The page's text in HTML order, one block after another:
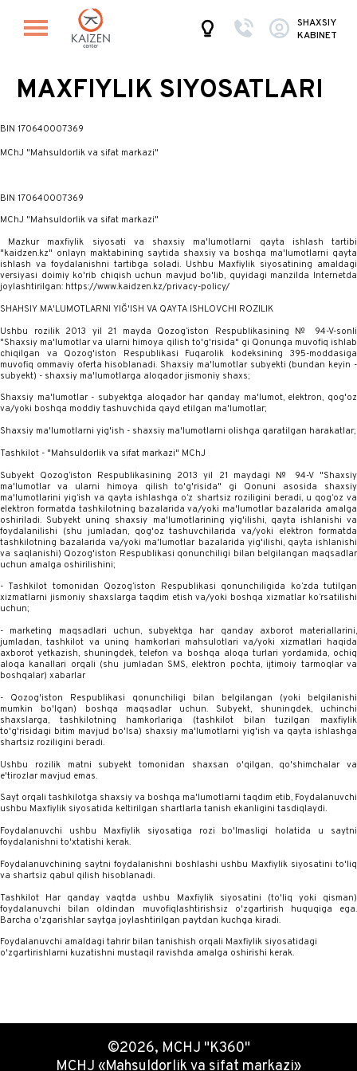
SHAXSIY
KABINET
MAXFIYLIK SIYOSATLARI
BIN 170640007369
MChJ "Mahsuldorlik va sifat markazi"
BIN 170640007369
MChJ "Mahsuldorlik va sifat markazi"
Mazkur maxfiylik siyosati va shaxsiy ma'lumotlarni qayta ishlash tartibi
"kaidzen.kz" onlayn maktabining saytida shaxsiy va boshqa ma'lumotlarni qayta
ishlash va foydalanishni tartibga soladi. Ushbu Maxfiylik siyosatining amaldagi
versiyasi doimiy ko'rib chiqish uchun mavjud bo'lib, quyidagi manzilda Internetda
joylashtirilgan: https://www.kaidzen.kz/privacy-policy/
SHAHSIY MA'LUMOTLARNI YIĞ'ISH VA QAYTA ISHLOVCHI ROZILIK
Ushbu rozilik 2013 yil 21 mayda Qozog‘iston Respublikasining № 94-V-sonli
"Shaxsiy ma'lumotlar va ularni himoya qilish to'g'risida" gi Qonunga muvofiq ishlab
chiqilgan va Qozog'iston Respublikasi Fuqarolik kodeksining 395-moddasiga
muvofiq ommaviy oferta hisoblanadi. Shaxsiy ma'lumotlar subyekti (bundan keyin -
subyekt) - shaxsiy ma'lumotlarga aloqador jismoniy shaxs;
Shaxsiy ma'lumotlar - subyektga aloqador har qanday ma'lumot, elektron, qog'oz
va/yoki boshqa moddiy tashuvchida qayd etilgan ma'lumotlar;
Shaxsiy ma'lumotlarni yig'ish - shaxsiy ma'lumotlarni olishga qaratilgan harakatlar;
Tashkilot - "Mahsuldorlik va sifat markazi" MChJ
Subyekt Qozog‘iston Respublikasining 2013 yil 21 maydagi № 94-V "Shaxsiy
ma'lumotlar va ularni himoya qilish to'g'risida" gi Qonuni asosida shaxsiy
ma'lumotlarini yig‘ish va qayta ishlashga o‘z shartsiz roziligini beradi, u qog‘oz va
elektron formatda tashkilotning bazalarida va/yoki ma'lumotlar bazalarida amalga
oshiriladi. Subyekt uning shaxsiy ma'lumotlarining yig'ilishi, qayta ishlanishi va
foydalanilishi (shu jumladan, qog'oz tashuvchilarida va/yoki elektron formatda
tashkilotning bazalarida va/yoki ma'lumotlar bazalarida yig'ilishi, qayta ishlanishi
va saqlanishi) Qozog'iston Respublikasi qonunchiligi bilan belgilangan maqsadlar
uchun amalga oshirilishini;
- Tashkilot tomonidan Qozog‘iston Respublikasi qonunchiligida ko‘zda tutilgan
xizmatlarni jismoniy shaxslarga taqdim etish va/yoki boshqa xizmatlar ko‘rsatilishi
uchun;
- marketing maqsadlari uchun, subyektga har qanday axborot materiallarini,
jumladan, tashkilot va uning hamkorlari mahsulotlari va/yoki xizmatlari haqida
axborot yetkazish, shuningdek, telefon va boshqa aloqa turlari yordamida, ochiq
aloqa kanallari orqali (shu jumladan SMS, elektron pochta, ijtimoiy tarmoqlar va
boshqalar) xabarlar
- Qozog'iston Respublikasi qonunchiligi bilan belgilangan (yoki belgilanishi
mumkin bo'lgan) boshqa maqsadlar uchun. Subyekt, shuningdek, uchinchi
shaxslarga, tashkilotning hamkorlariga (tashkilot bilan tuzilgan maxfiylik
to'g'risidagi bitim mavjud bo'lsa) shaxsiy ma'lumotlarni yig'ish va qayta ishlashga
shartsiz roziligini beradi.
Ushbu rozilik matni subyekt tomonidan shaxsan o'qilgan, qo'shimchalar va
e'tirozlar mavjud emas.
Sayt orqali tashkilotga shaxsiy va boshqa ma'lumotlarni taqdim etib, Foydalanuvchi
ushbu Maxfiylik siyosatida keltirilgan shartlarla tanish ekanligini tasdiqlaydi.
Foydalanuvchi ushbu Maxfiylik siyosatiga rozi bo'lmasligi holatida u saytni
foydalanishni to'xtatishi kerak.
Foydalanuvchining saytni foydalanishni boshlashi ushbu Maxfiylik siyosatini to'liq
va shartsiz qabul qilish hisoblanadi.
Tashkilot Har qanday vaqtda ushbu Maxfiylik siyosatini (to'liq yoki qisman)
foydalanuvchi bilan oldindan muvofiqlashtirishsiz o'zgartirish huquqiga ega.
Barcha o'zgarishlar saytga joylashtirilgan paytdan kuchga kiradi.
Foydalanuvchi amaldagi tahrir bilan tanishish orqali Maxfiylik siyosatidagi
o'zgartirishlarni kuzatishni mustaqil ravishda amalga oshirishi kerak.
©2026, MCHJ "K360"
MCHJ «Mahsuldorlik va sifat markazi»